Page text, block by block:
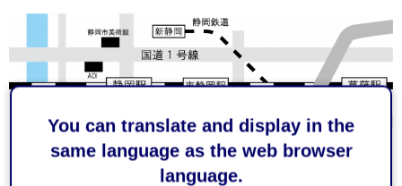
You can translate and display in the
same language as the web browser
language.